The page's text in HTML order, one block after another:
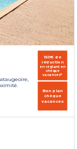
150€ de
réduction
en réglant en
chèque
vacances*
Bon plan
chèque
vacances